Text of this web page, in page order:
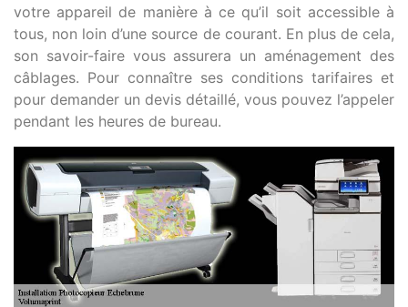
votre appareil de manière à ce qu’il soit accessible à
tous, non loin d’une source de courant. En plus de cela,
son savoir-faire vous assurera un aménagement des
câblages. Pour connaître ses conditions tarifaires et
pour demander un devis détaillé, vous pouvez l’appeler
pendant les heures de bureau.